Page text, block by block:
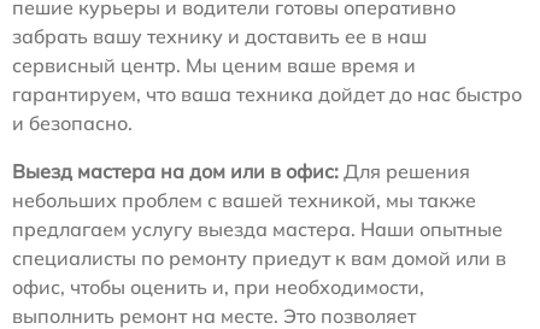
пешие курьеры и водители готовы оперативно
забрать вашу технику и доставить ее в наш
сервисный центр. Мы ценим ваше время и
гарантируем, что ваша техника дойдет до нас быстро
и безопасно.
Выезд мастера на дом или в офис: Для решения
небольших проблем с вашей техникой, мы также
предлагаем услугу выезда мастера. Наши опытные
специалисты по ремонту приедут к вам домой или в
офис, чтобы оценить и, при необходимости,
выполнить ремонт на месте. Это позволяет